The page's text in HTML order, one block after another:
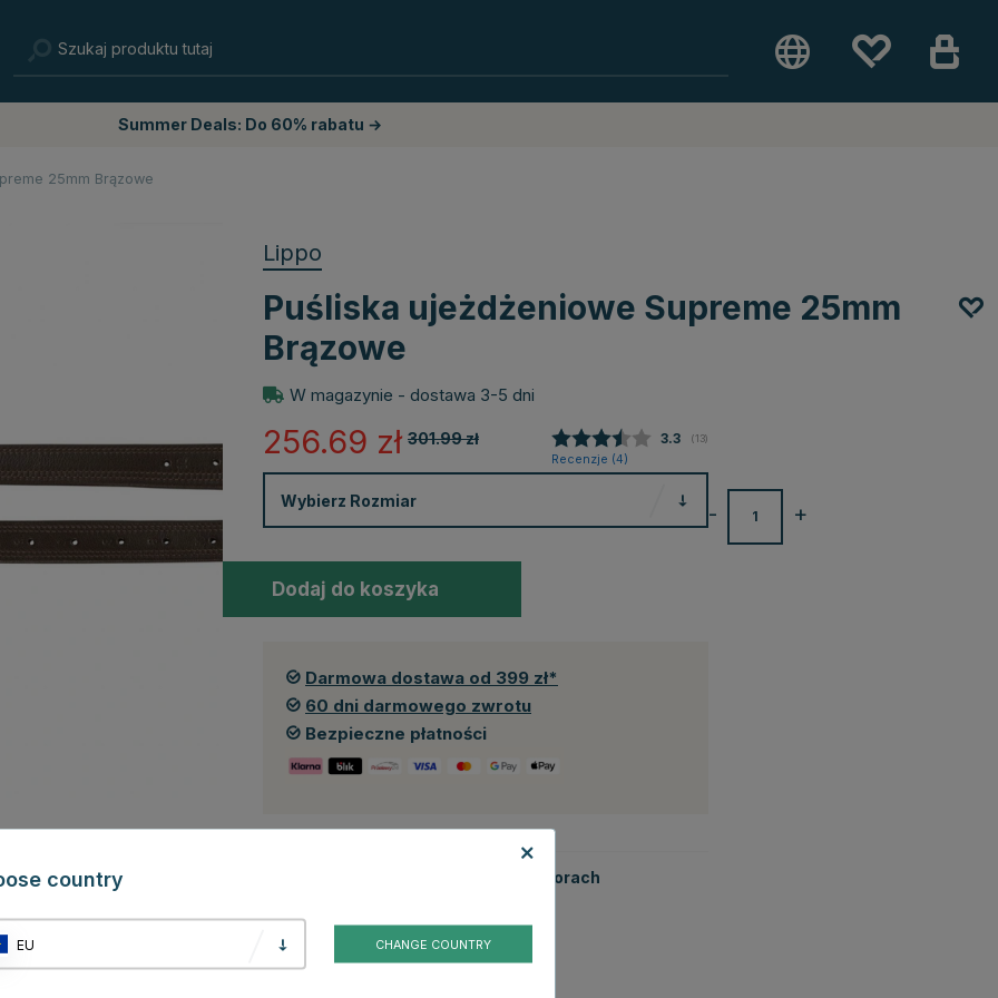
Summer Deals: Do 60% rabatu →
25mm Brązowe
Lippo
Puśliska ujeżdżeniowe Supreme 25mm
Brązowe
W magazynie - dostawa 3-5 dni
301.99zł
256.69 zł Średnia ocena:
3.3 (głosy:
13)
Recenzje (4)
Wybierz Rozmiar +
-
Dodaj do koszyka
Darmowa dostawa od 399 zł*
60 dni darmowego zwrotu
Bezpieczne płatności
Produkt dostępny również w tych kolorach
country
EU CHANGE COUNTRY